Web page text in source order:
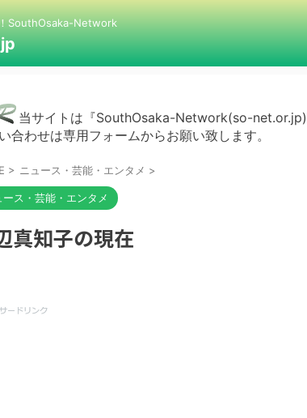
SouthOsaka-Network
当サイトは『SouthOsaka-Network(so-net.or.jp)
合わせは専用フォームからお願い致します。
> ニュース・芸能・エンタメ >
ース・芸能・エンタメ
真知子の現在